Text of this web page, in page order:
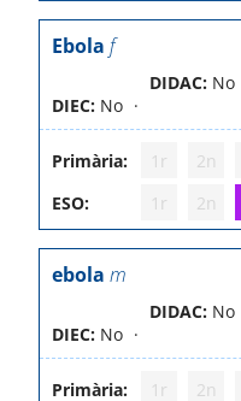
Ebola f
DIEC: No
DIDAC: No
Primària: 1r 2n
ESO:
1r 2n
ebola m
DIEC: No
DIDAC: No
Primària: 1r 2n